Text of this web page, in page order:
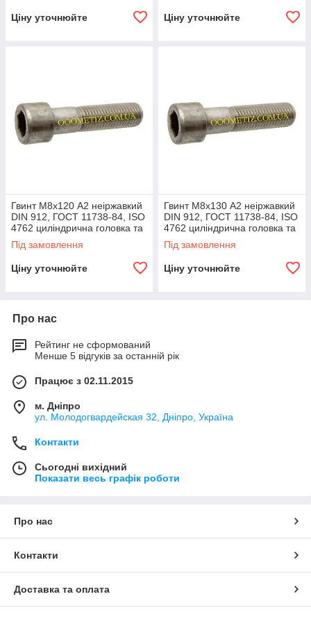
Ціну уточнюйте Ціну уточнюйте
Гвинт М8х120 А2 неіржавкий
DIN 912, ГОСТ 11738-84, ISO
4762 циліндрична головка та
внутрішній шестигранник
Під замовлення
Ціну уточнюйте
Гвинт М8х130 А2 неіржавкий
DIN 912, ГОСТ 11738-84, ISO
4762 циліндрична головка та
внутрішній шестигранник
Під замовлення
Ціну уточнюйте
Про нас
Рейтинг не сформований
Менше 5 відгуків за останній рік
Працює з 02.11.2015
м. Дніпро
ул. Молодогвардейская 32, Дніпро, Україна
Контакти
Сьогодні вихідний
Показати весь графік роботи
Про нас
Контакти
Доставка та оплата